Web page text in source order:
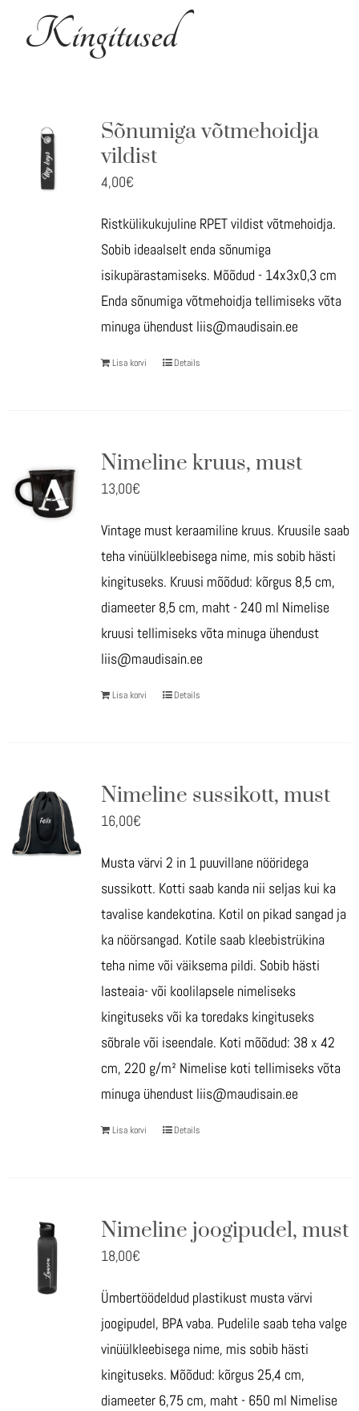
Kingitused
Sõnumiga võtmehoidja
vildist
4,00€
Ristkülikukujuline RPET vildist võtmehoidja.
Sobib ideaalselt enda sõnumiga
isikupärastamiseks. Mõõdud - 14x3x0,3 cm
Enda sõnumiga võtmehoidja tellimiseks võta
minuga ühendust liis@maudisain.ee
Lisa korvi Details
Nimeline kruus, must
13,00€
Vintage must keraamiline kruus. Kruusile saab
teha vinüülkleebisega nime, mis sobib hästi
kingituseks. Kruusi mõõdud: kõrgus 8,5 cm,
diameeter 8,5 cm, maht - 240 ml Nimelise
kruusi tellimiseks võta minuga ühendust
liis@maudisain.ee
Lisa korvi Details
Nimeline sussikott, must
16,00€
Musta värvi 2 in 1 puuvillane nööridega
sussikott. Kotti saab kanda nii seljas kui ka
tavalise kandekotina. Kotil on pikad sangad ja
ka nöörsangad. Kotile saab kleebistrükina
teha nime või väiksema pildi. Sobib hästi
lasteaia- või koolilapsele nimeliseks
kingituseks või ka toredaks kingituseks
sõbrale või iseendale. Koti mõõdud: 38 x 42
cm, 220 g/m² Nimelise koti tellimiseks võta
minuga ühendust liis@maudisain.ee
Lisa korvi Details
Nimeline joogipudel, must
18,00€
Ümbertöödeldud plastikust musta värvi
joogipudel, BPA vaba. Pudelile saab teha valge
vinüülkleebisega nime, mis sobib hästi
kingituseks. Mõõdud: kõrgus 25,4 cm,
diameeter 6,75 cm, maht - 650 ml Nimelise